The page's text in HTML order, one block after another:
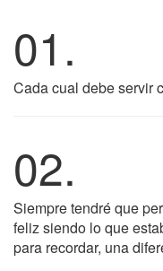
01.
Cada cual debe servir
02.
Siempre tendré que
feliz siendo lo que
para recordar, una